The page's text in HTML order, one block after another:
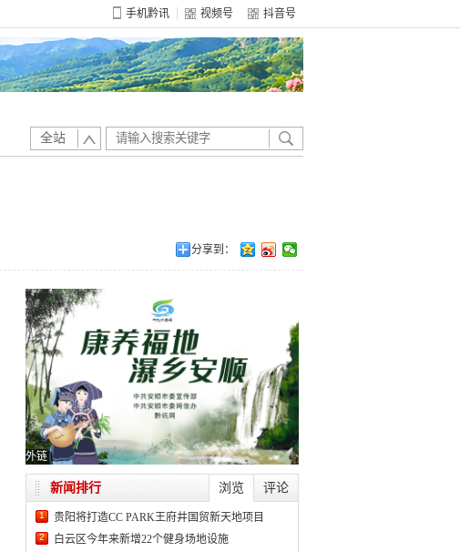
手机黔讯 视频号 抖音号
全站
分享到：
外链
浏览 评论
新闻排行
1 贵阳将打造CC PARK王府井国贸新天地项目
2 白云区今年来新增22个健身场地设施